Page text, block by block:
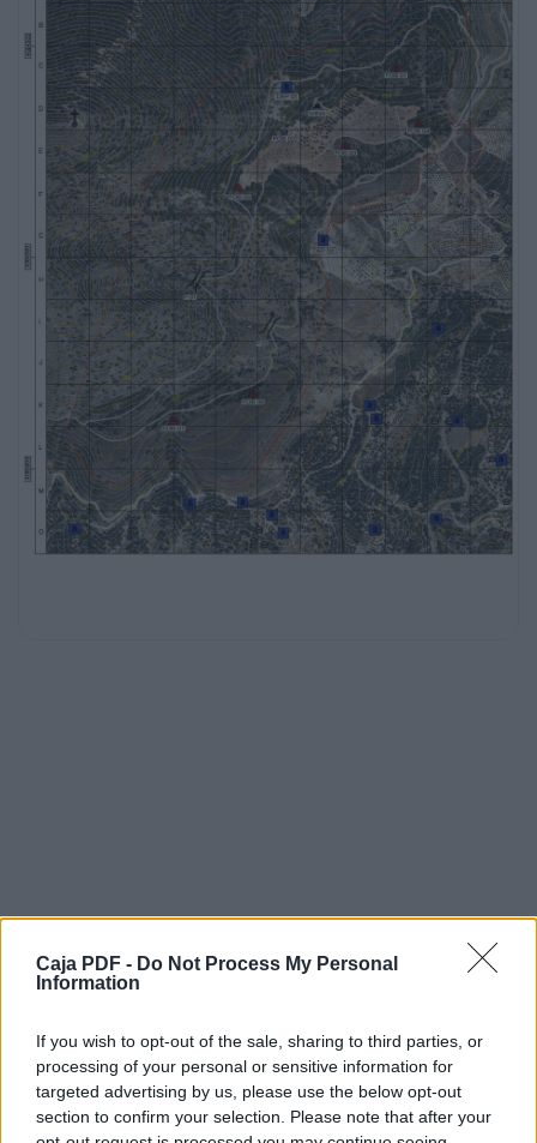
Caja PDF - Do Not Process My Personal
Information
If you wish to opt-out of the sale, sharing to third parties, or
processing of your personal or sensitive information for
targeted advertising by us, please use the below opt-out
section to confirm your selection. Please note that after your